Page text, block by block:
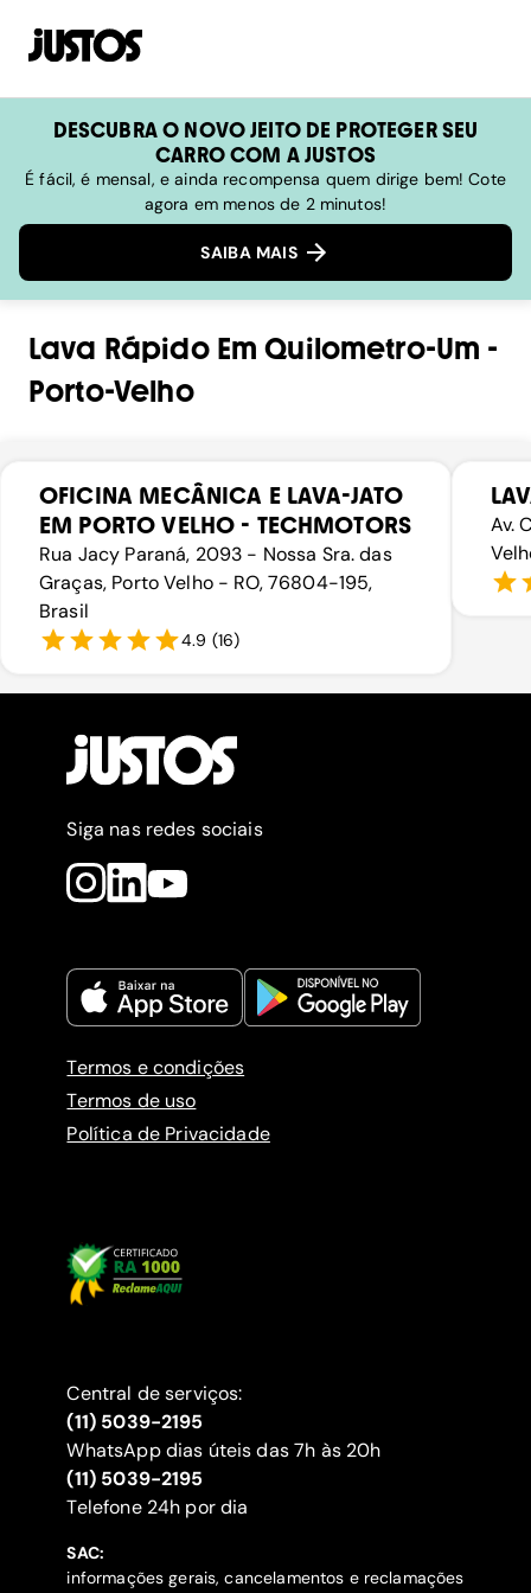
DESCUBRA O NOVO JEITO DE PROTEGER SEU
CARRO COM A JUSTOS
É fácil, é mensal, e ainda recompensa quem dirige bem! Cote
agora em menos de 2 minutos!
SAIBA MAIS
Lava RápidoEmQuilometro-Um -
Porto-Velho
OFICINA MECÂNICA E LAVA-JATO
EM PORTO VELHO - TECHMOTORS
Rua Jacy Paraná, 2093 - Nossa Sra. das
Graças, Porto Velho - RO, 76804-195,
Brasil
4.9 (16)
Av.
Siga nas redes sociais
Termos e condições
Termos de uso
Política de Privacidade
Central de serviços:
(11) 5039-2195
WhatsApp dias úteis das 7h às 20h
(11) 5039-2195
‍Telefone 24h por dia
SAC:
informações gerais, cancelamentos e reclamações